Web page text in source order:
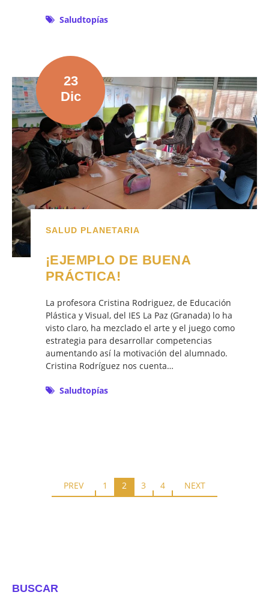
Saludtopías
23
Dic
SALUD PLANETARIA
¡EJEMPLO DE BUENA
PRÁCTICA!
La profesora Cristina Rodriguez, de Educación
Plástica y Visual, del IES La Paz (Granada) lo ha
visto claro, ha mezclado el arte y el juego como
estrategia para desarrollar competencias
aumentando así la motivación del alumnado.
Cristina Rodríguez nos cuenta…
Saludtopías
PREV 1 2 3 4 NEXT
BUSCAR